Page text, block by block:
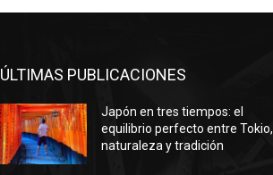
ÚLTIMAS PUBLICACIONES
Japón en tres tiempos: el
equilibrio perfecto entre Tokio,
naturaleza y tradición